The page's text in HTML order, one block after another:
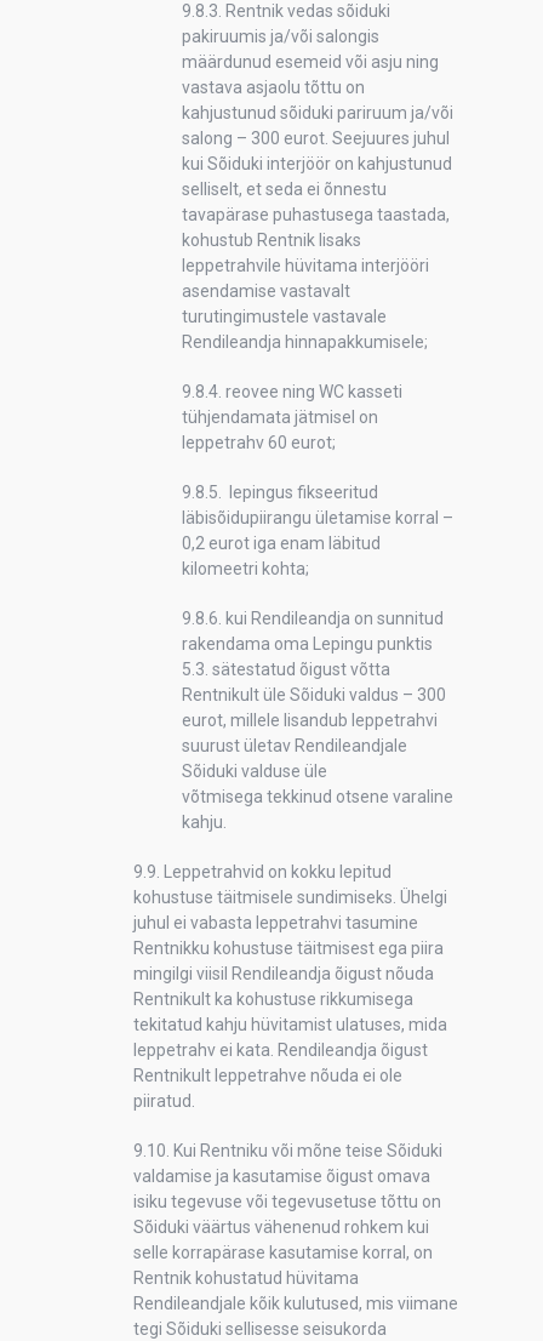
9.8.3. Rentnik vedas sõiduki
pakiruumis ja/või salongis
määrdunud esemeid või asju ning
vastava asjaolu tõttu on
kahjustunud sõiduki pariruum ja/või
salong – 300 eurot. Seejuures juhul
kui Sõiduki interjöör on kahjustunud
selliselt, et seda ei õnnestu
tavapärase puhastusega taastada,
kohustub Rentnik lisaks
leppetrahvile hüvitama interjööri
asendamise vastavalt
turutingimustele vastavale
Rendileandja hinnapakkumisele;
9.8.4. reovee ning WC kasseti
tühjendamata jätmisel on
leppetrahv 60 eurot;
9.8.5. lepingus fikseeritud
läbisõidupiirangu ületamise korral –
0,2 eurot iga enam läbitud
kilomeetri kohta;
9.8.6. kui Rendileandja on sunnitud
rakendama oma Lepingu punktis
5.3. sätestatud õigust võtta
Rentnikult üle Sõiduki valdus – 300
eurot, millele lisandub leppetrahvi
suurust ületav Rendileandjale
Sõiduki valduse üle
võtmisega tekkinud otsene varaline
kahju.
9.9. Leppetrahvid on kokku lepitud
kohustuse täitmisele sundimiseks. Ühelgi
juhul ei vabasta leppetrahvi tasumine
Rentnikku kohustuse täitmisest ega piira
mingilgi viisil Rendileandja õigust nõuda
Rentnikult ka kohustuse rikkumisega
tekitatud kahju hüvitamist ulatuses, mida
leppetrahv ei kata. Rendileandja õigust
Rentnikult leppetrahve nõuda ei ole
piiratud.
9.10. Kui Rentniku või mõne teise Sõiduki
valdamise ja kasutamise õigust omava
isiku tegevuse või tegevusetuse tõttu on
Sõiduki väärtus vähenenud rohkem kui
selle korrapärase kasutamise korral, on
Rentnik kohustatud hüvitama
Rendileandjale kõik kulutused, mis viimane
tegi Sõiduki sellisesse seisukorda